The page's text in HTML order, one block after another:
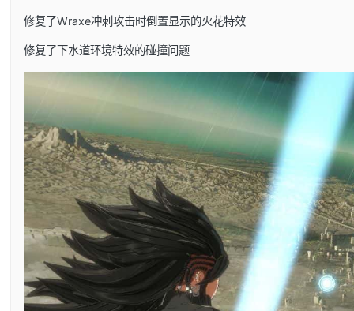
修复了Wraxe冲刺攻击时倒置显示的火花特效
修复了下水道环境特效的碰撞问题